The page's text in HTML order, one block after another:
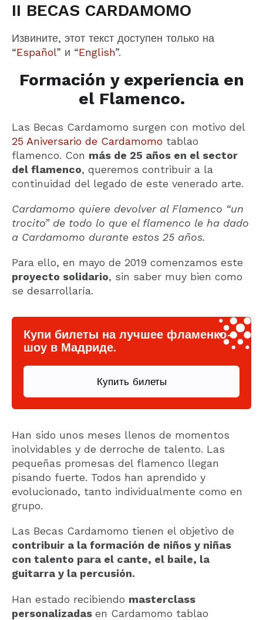
II BECAS CARDAMOMO
Извините, этот текст доступен только на
“Español” и “English”.
Formación y experiencia en
el Flamenco.
Las Becas Cardamomo surgen con motivo del
25 Aniversario de Cardamomo tablao
flamenco. Con más de 25 años en el sector
del flamenco, queremos contribuir a la
continuidad del legado de este venerado arte.
Cardamomo quiere devolver al Flamenco “un
trocito” de todo lo que el flamenco le ha dado
a Cardamomo durante estos 25 años.
Para ello, en mayo de 2019 comenzamos este
proyecto solidario, sin saber muy bien como
se desarrollaría.
Купи билеты на лучшее фламенко-
шоу в Мадриде.
Купить билеты
Han sido unos meses llenos de momentos
inolvidables y de derroche de talento. Las
pequeñas promesas del flamenco llegan
pisando fuerte. Todos han aprendido y
evolucionado, tanto individualmente como en
grupo.
Las Becas Cardamomo tienen el objetivo de
contribuir a la formación de niños y niñas
con talento para el cante, el baile, la
guitarra y la percusión.
Han estado recibiendo masterclass
personalizadas en Cardamomo tablao